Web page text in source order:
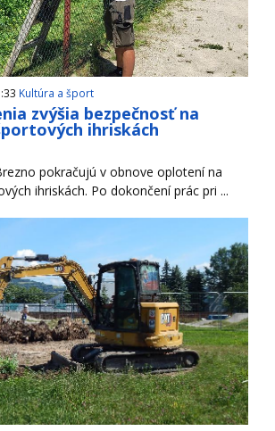
Kultúra a šport
zvýšia bezpečnosť na
ihriskách
pokračujú v obnove oplotení na
ihriskách. Po dokončení prác pri ...